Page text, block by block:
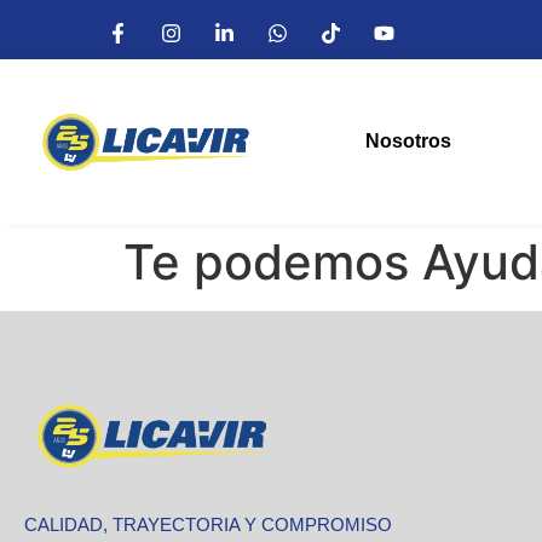
Nosotros
Te podemos
CALIDAD, TRAYECTORIA Y COMPROMISO